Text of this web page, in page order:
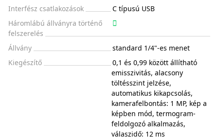
Interfész csatlakozások
C típusú USB
Háromlábú állványra történő
felszerelés
Állvány
standard 1/4"-es menet
Kiegészítő
0,1 és 0,99 között állítható
emisszivitás, alacsony
töltésszint jelzése,
automatikus kikapcsolás,
kamerafelbontás: 1 MP, kép a
képben mód, termogram-
feldolgozó alkalmazás,
válaszidő: 12 ms